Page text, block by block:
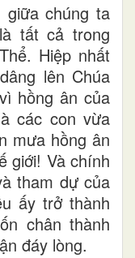
giữa chúng ta
tất cả trong
Hiệp nhất
lên Chúa
hồng ân của
các con vừa
mưa hồng ân
giới! Và chính
tham dự của
ấy trở thành
chân thành
đáy lòng.